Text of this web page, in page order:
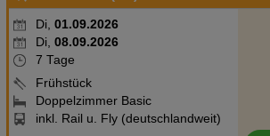
Di, 01.09.2026
Di, 08.09.2026
7 Tage
Frühstück
Doppelzimmer Basic
inkl. Rail u. Fly (deutschlandweit)